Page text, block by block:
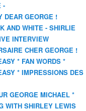
-
DEAR GEORGE !
AND WHITE - SHIRLIE
INTERVIEW
CHER GEORGE !
* FAN WORDS *
* IMPRESSIONS DES
GEORGE MICHAEL *
WITH SHIRLEY LEWIS